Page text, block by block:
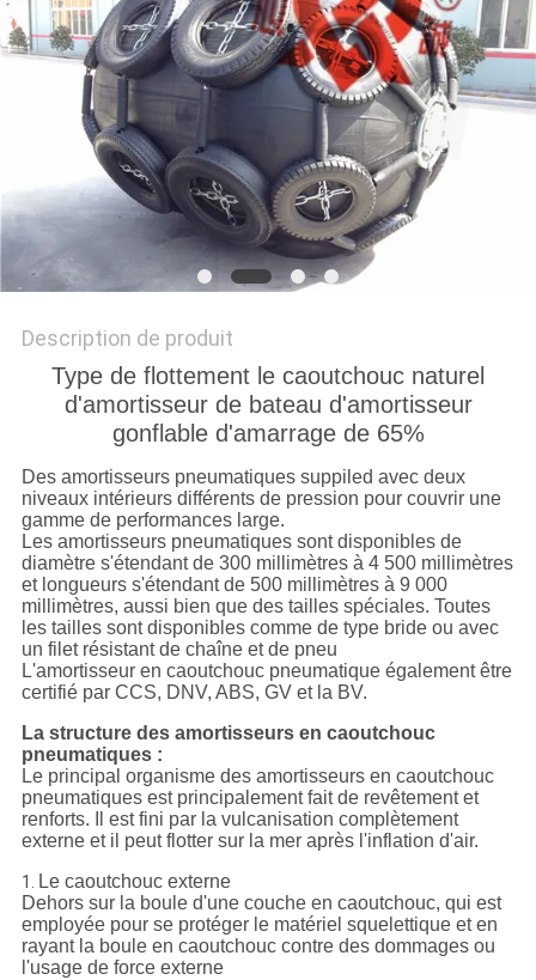
PRIVACY
POLICY
Description de produit
Type de flottement le caoutchouc naturel
d'amortisseur de bateau d'amortisseur
gonflable d'amarrage de 65%
Des amortisseurs pneumatiques suppiled avec deux
niveaux intérieurs différents de pression pour couvrir une
gamme de performances large.
Les amortisseurs pneumatiques sont disponibles de
diamètre s'étendant de 300 millimètres à 4 500 millimètres
et longueurs s'étendant de 500 millimètres à 9 000
millimètres, aussi bien que des tailles spéciales. Toutes
les tailles sont disponibles comme de type bride ou avec
un filet résistant de chaîne et de pneu
L'amortisseur en caoutchouc pneumatique également être
certifié par CCS, DNV, ABS, GV et la BV.
La structure des amortisseurs en caoutchouc
pneumatiques :
Le principal organisme des amortisseurs en caoutchouc
pneumatiques est principalement fait de revêtement et
renforts. Il est fini par la vulcanisation complètement
externe et il peut flotter sur la mer après l'inflation d'air.
1. Le caoutchouc externe
Dehors sur la boule d'une couche en caoutchouc, qui est
employée pour se protéger le matériel squelettique et en
rayant la boule en caoutchouc contre des dommages ou
l'usage de force externe